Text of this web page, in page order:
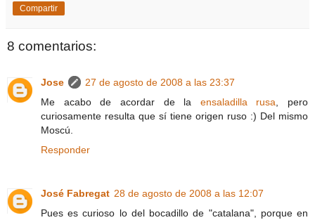
Compartir
8 comentarios:
Jose
27 de agosto de 2008 a las 23:37
Me acabo de acordar de la ensaladilla rusa , pero
curiosamente resulta que sí tiene origen ruso :) Del mismo
Moscú.
Responder
José Fabregat 28 de agosto de 2008 a las 12:07
Pues es curioso lo del bocadillo de "catalana", porque en